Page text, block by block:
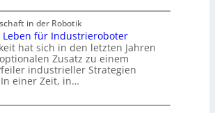
in der Robotik
Leben für Industrieroboter
hat sich in den letzten Jahren
Zusatz zu einem
industrieller Strategien
einer Zeit, in…